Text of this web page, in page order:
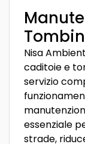
Nisa
caditoie e
servizio
essenziale
strade,